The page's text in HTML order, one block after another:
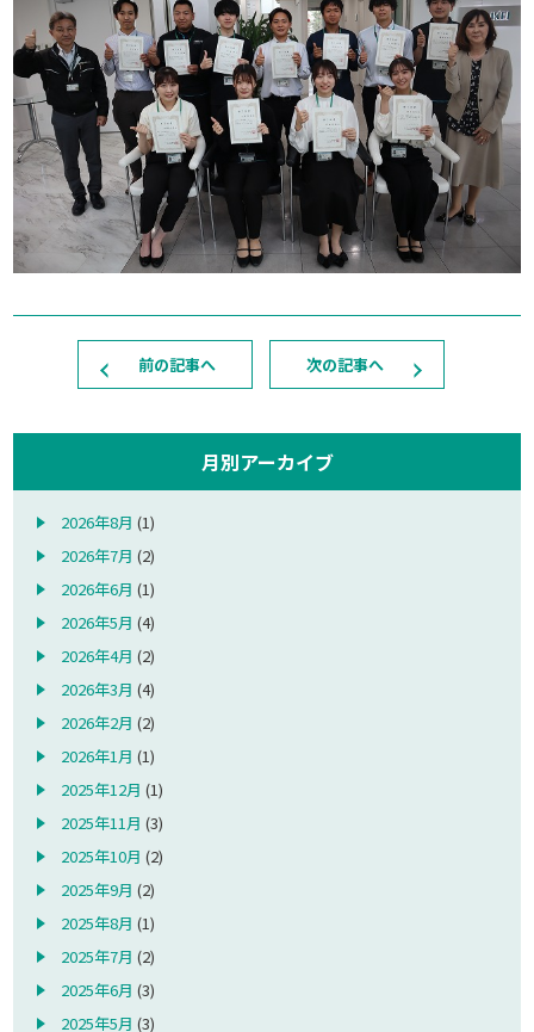
前の記事へ 次の記事へ
月別アーカイブ
2026年8月 (1)
2026年7月 (2)
2026年6月 (1)
2026年5月 (4)
2026年4月 (2)
2026年3月 (4)
2026年2月 (2)
2026年1月 (1)
2025年12月 (1)
2025年11月 (3)
2025年10月 (2)
2025年9月 (2)
2025年8月 (1)
2025年7月 (2)
2025年6月 (3)
2025年5月 (3)